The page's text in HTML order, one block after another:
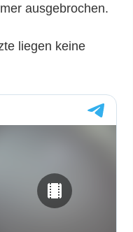
ausgebrochen.
liegen keine